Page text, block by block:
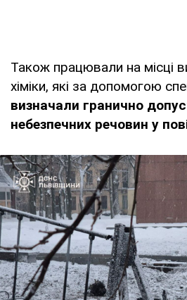
Також працювали на місці
хіміки, які за допомогою
визначали гранично
небезпечних речовин у